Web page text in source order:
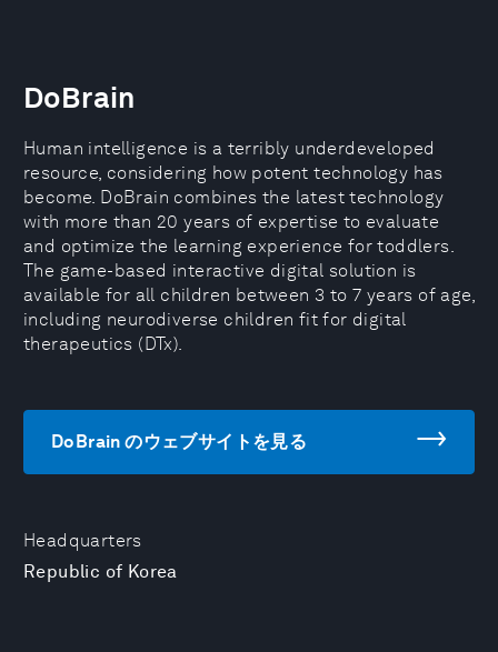
Headquarters
Republic of Korea
DoBrain
Human intelligence is a terribly underdeveloped
resource, considering how potent technology has
become. DoBrain combines the latest technology
with more than 20 years of expertise to evaluate
and optimize the learning experience for toddlers.
The game-based interactive digital solution is
available for all children between 3 to 7 years of age,
including neurodiverse children fit for digital
therapeutics (DTx).
DoBrain のウェブサイトを見る